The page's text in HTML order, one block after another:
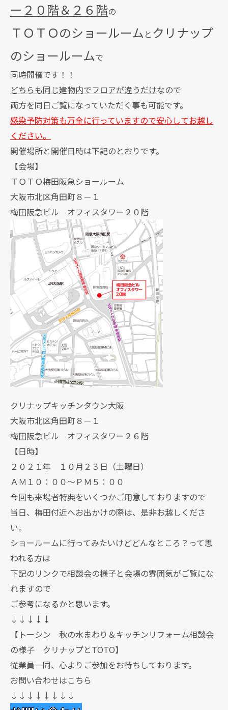
ー２０階＆２６階の
ＴＯＴＯのショールームと クリナップ
のショールームで
同時開催です！！
どちらも同じ建物内でフロアが違うだけなので
両方を同日ご覧になっていただく事も可能です。
感染予防対策も万全に行っていますので安心してお越し
ください。
開催場所と開催日時は下記のとおりです。
【会場】
ＴＯＴＯ梅田阪急ショールーム
大阪市北区角田町８－１
梅田阪急ビル オフィスタワー２０階
クリナップキッチンタウン大阪
大阪市北区角田町８－１
梅田阪急ビル オフィスタワー２６階
【日時】
２０２１年 １０月２３日（土曜日）
ＡＭ１０：００～ＰＭ５：００
今回も来場者特典をいくつかご用意しておりますので
当日、梅田付近へお出かけの際は、是非お越しくださ
い。
ショールームに行ってみたいけどどんなところ？って思
われる方は
下記のリンクで相談会の様子と会場の雰囲気がご覧にな
れますので
ご参考になるかと思います。
↓↓↓↓↓
【トーシン 秋の水まわり＆キッチンリフォーム相談会
の様子 クリナップとTOTO】
従業員一同、心よりご参加をお待ちしております。
お問い合わせはこちら
↓↓↓↓↓↓↓↓